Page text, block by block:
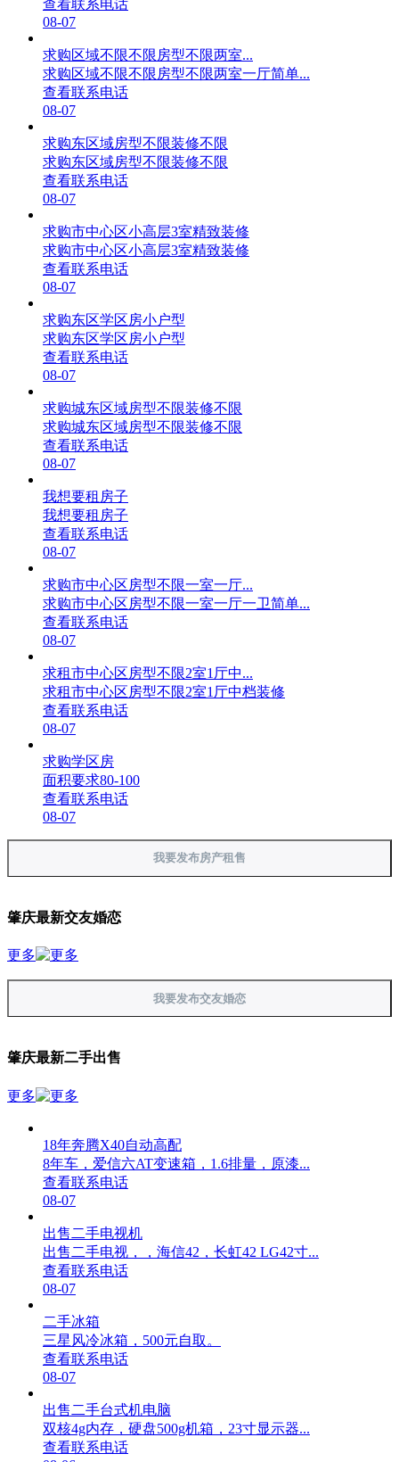
查看联系电话
08-07
求购区域不限不限房型不限两室...
求购区域不限不限房型不限两室一厅简单...
查看联系电话
08-07
求购东区域房型不限装修不限
求购东区域房型不限装修不限
查看联系电话
08-07
求购市中心区小高层3室精致装修
求购市中心区小高层3室精致装修
查看联系电话
08-07
求购东区学区房小户型
求购东区学区房小户型
查看联系电话
08-07
求购城东区域房型不限装修不限
求购城东区域房型不限装修不限
查看联系电话
08-07
我想要租房子
我想要租房子
查看联系电话
08-07
求购市中心区房型不限一室一厅...
求购市中心区房型不限一室一厅一卫简单...
查看联系电话
08-07
求租市中心区房型不限2室1厅中...
求租市中心区房型不限2室1厅中档装修
查看联系电话
08-07
求购学区房
面积要求80-100
查看联系电话
08-07
我要发布房产租售
肇庆最新交友婚恋
更多
我要发布交友婚恋
肇庆最新二手出售
更多
18年奔腾X40自动高配
8年车，爱信六AT变速箱，1.6排量，原漆...
查看联系电话
08-07
出售二手电视机
出售二手电视，，海信42，长虹42 LG42寸...
查看联系电话
08-07
二手冰箱
三星风冷冰箱，500元自取。
查看联系电话
08-07
出售二手台式机电脑
双核4g内存，硬盘500g机箱，23寸显示器...
查看联系电话